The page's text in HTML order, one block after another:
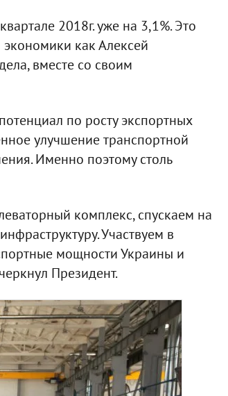
2018г. уже на 3,1%. Это
как Алексей
вместе со своим
по росту экспортных
улучшение транспортной
Именно поэтому столь
комплекс, спускаем на
Участвуем в
мощности Украины и
Президент.